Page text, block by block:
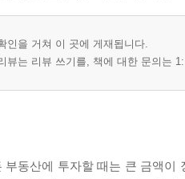
인을 거쳐 이 곳에 게재됩니다.
뷰는 리뷰 쓰기를, 책에 대한 문의는
부동산에 투자할 때는 큰 금액